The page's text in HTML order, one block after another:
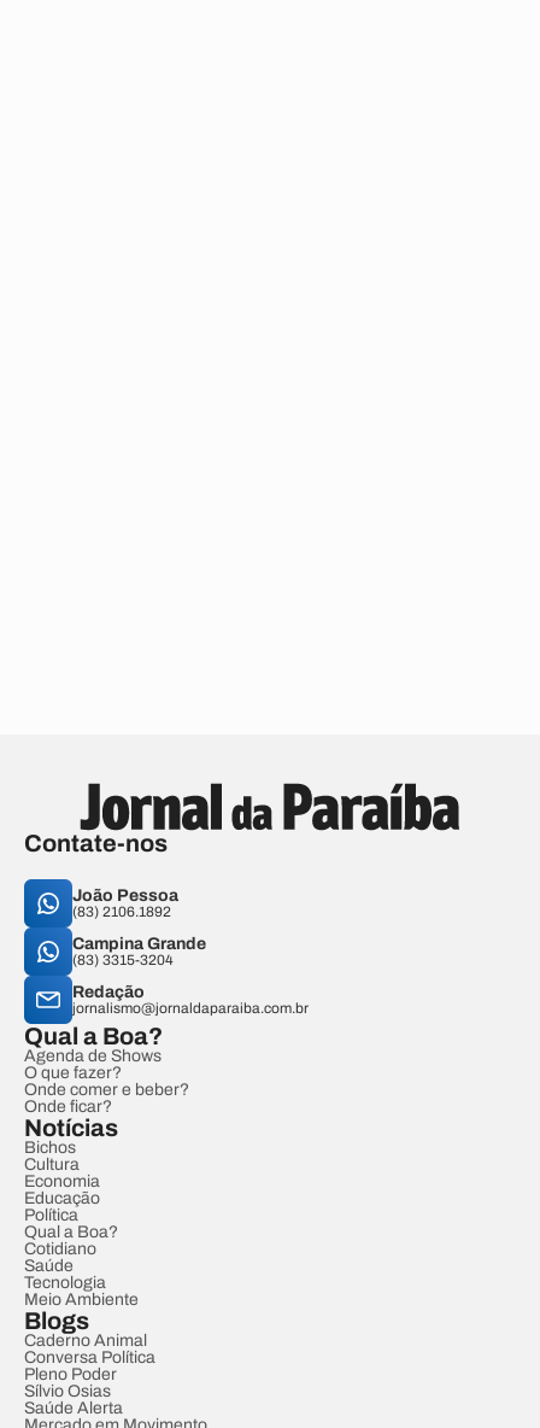
Contate-nos
João Pessoa
(83) 2106.1892
Campina Grande
(83) 3315-3204
Redação
jornalismo@jornaldaparaiba.com.br
Qual a Boa?
Agenda de Shows
O que fazer?
Onde comer e beber?
Onde ficar?
Notícias
Bichos
Cultura
Economia
Educação
Política
Qual a Boa?
Cotidiano
Saúde
Tecnologia
Meio Ambiente
Blogs
Caderno Animal
Conversa Política
Pleno Poder
Sílvio Osias
Saúde Alerta